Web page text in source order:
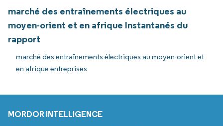
marché des entraînements électriques au
moyen-orient et en afrique Instantanés du
rapport
marché des entraînements électriques au moyen-orient et
en afrique entreprises
MORDOR INTELLIGENCE